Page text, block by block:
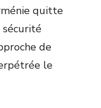
quitte
sécurité
de
le